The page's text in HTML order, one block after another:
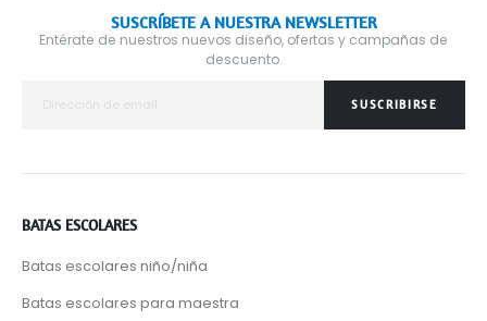
SUSCRÍBETE A NUESTRA NEWSLETTER
Entérate de nuestros nuevos diseño, ofertas y campañas de
descuento.
SUSCRIBIRSE
BATAS ESCOLARES
Batas escolares niño/niña
Batas escolares para maestra